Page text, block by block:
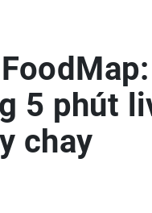
5 phút
chay